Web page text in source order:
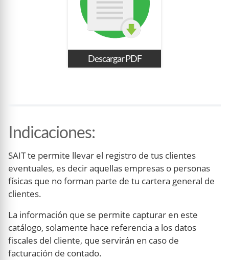
Descargar PDF
Indicaciones:
SAIT te permite llevar el registro de tus clientes
eventuales, es decir aquellas empresas o personas
físicas que no forman parte de tu cartera general de
clientes.
La información que se permite capturar en este
catálogo, solamente hace referencia a los datos
fiscales del cliente, que servirán en caso de
facturación de contado.